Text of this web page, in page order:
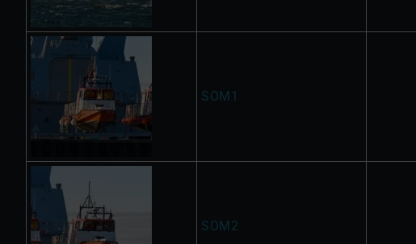
SOM1
SOM2